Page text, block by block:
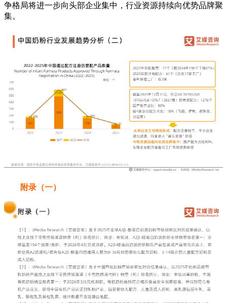
争格局将进一步向头部企业集中，行业资源持续向优势品牌聚
集。
附录（一）